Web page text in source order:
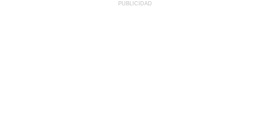
PUBLICIDAD